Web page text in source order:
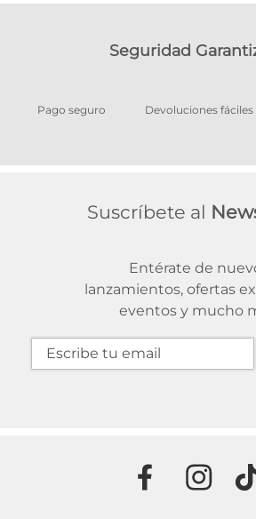
Seguridad
Pago seguro Devoluciones fáciles
Suscríbete al
Entérate de
lanzamientos, ofertas
eventos y mucho